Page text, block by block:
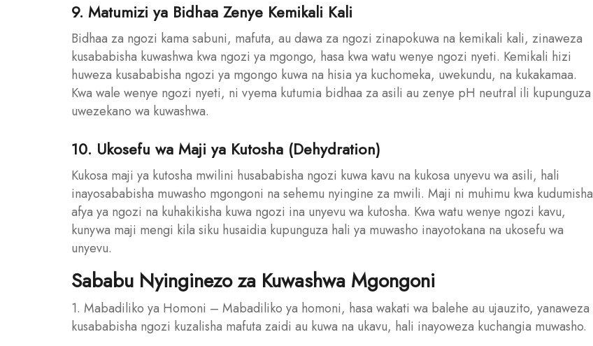
9. Matumizi ya Bidhaa Zenye Kemikali Kali
Bidhaa za ngozi kama sabuni, mafuta, au dawa za ngozi zinapokuwa na kemikali kali, zinaweza
kusababisha kuwashwa kwa ngozi ya mgongo, hasa kwa watu wenye ngozi nyeti. Kemikali hizi
huweza kusababisha ngozi ya mgongo kuwa na hisia ya kuchomeka, uwekundu, na kukakamaa.
Kwa wale wenye ngozi nyeti, ni vyema kutumia bidhaa za asili au zenye pH neutral ili kupunguza
uwezekano wa kuwashwa.
10. Ukosefu wa Maji ya Kutosha (Dehydration)
Kukosa maji ya kutosha mwilini husababisha ngozi kuwa kavu na kukosa unyevu wa asili, hali
inayosababisha muwasho mgongoni na sehemu nyingine za mwili. Maji ni muhimu kwa kudumisha
afya ya ngozi na kuhakikisha kuwa ngozi ina unyevu wa kutosha. Kwa watu wenye ngozi kavu,
kunywa maji mengi kila siku husaidia kupunguza hali ya muwasho inayotokana na ukosefu wa
unyevu.
Sababu Nyinginezo za Kuwashwa Mgongoni
1. Mabadiliko ya Homoni – Mabadiliko ya homoni, hasa wakati wa balehe au ujauzito, yanaweza
kusababisha ngozi kuzalisha mafuta zaidi au kuwa na ukavu, hali inayoweza kuchangia muwasho.